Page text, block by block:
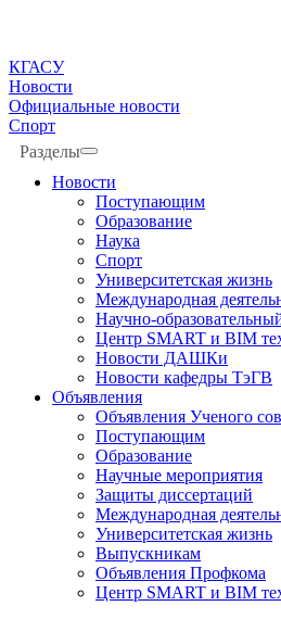
КГАСУ
Новости
Официальные новости
Спорт
Разделы
Новости
Поступающим
Образование
Наука
Спорт
Университетская жизнь
Международная
Научно-
Центр SMART и BIM
Новости ДАШКи
Новости кафедры ТэГВ
Объявления
Объявления Ученого
Поступающим
Образование
Научные мероприятия
Защиты диссертаций
Международная
Университетская жизнь
Выпускникам
Объявления Профкома
Центр SMART и BIM